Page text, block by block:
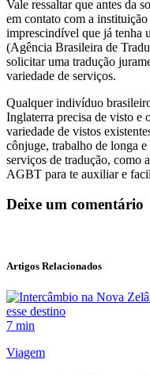
Vale ressaltar que antes da
em contato com a
imprescindível que já tenha
(Agência Brasileira de
solicitar uma tradução
variedade de serviços.
Qualquer indivíduo
Inglaterra precisa de visto e
variedade de vistos
cônjuge, trabalho de longa
serviços de tradução, como
AGBT para te auxiliar e
Deixe um comentário
Artigos Relacionados
7 min
Viagem